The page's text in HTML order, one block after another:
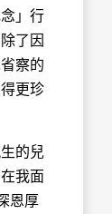
」行
了因
察的
更珍
的兒
我面
恩厚